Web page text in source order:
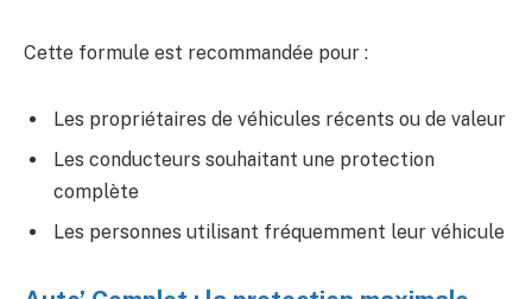
Cette formule est recommandée pour :
Les propriétaires de véhicules récents ou de valeur
Les conducteurs souhaitant une protection
complète
Les personnes utilisant fréquemment leur véhicule